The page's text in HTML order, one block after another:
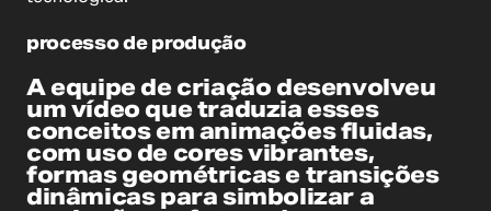
processo de produção
A equipe de criação desenvolveu
um vídeo que traduzia esses
conceitos em animações fluidas,
com uso de cores vibrantes,
formas geométricas e transições
dinâmicas para simbolizar a